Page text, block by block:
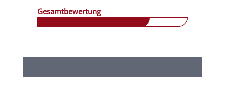
Gesamtbewertung